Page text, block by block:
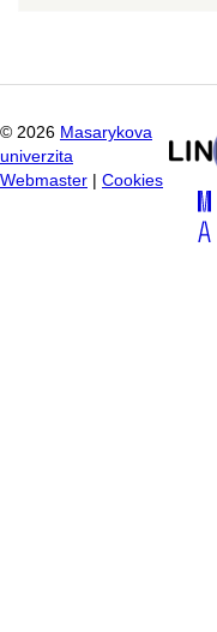
© 2026 Masarykova
univerzita
Webmaster
Cookies